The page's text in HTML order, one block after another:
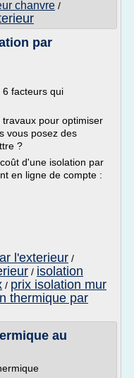
chanvre /
par
facteurs qui
pour optimiser
vous posez des
?
d'une isolation par
en ligne de compte :
l'exterieur /
/ isolation
/ prix isolation mur
thermique par
au